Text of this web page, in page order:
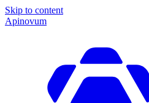
Skip to content
Apinovum